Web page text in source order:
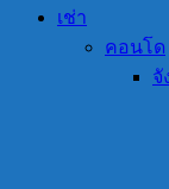
เช่า
คอนโด
จั